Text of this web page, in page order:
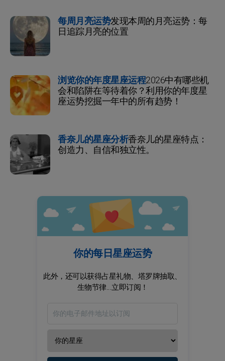
每周月亮运势发现本周的月亮运势：每
日追踪月亮的位置
浏览你的年度星座运程2026中有哪些机
会和陷阱在等待着你？利用你的年度星
座运势挖掘一年中的所有趋势！
香奈儿的星座分析香奈儿的星座特点：
创造力、自信和独立性。
你的每日星座运势
此外，还可以获得占星礼物、塔罗牌抽取、
生物节律...立即订阅！